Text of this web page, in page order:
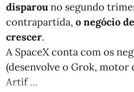
disparou no segundo
contrapartida, o negócio de
crescer.
A SpaceX conta com os
(desenvolve o Grok, motor
Artif ...